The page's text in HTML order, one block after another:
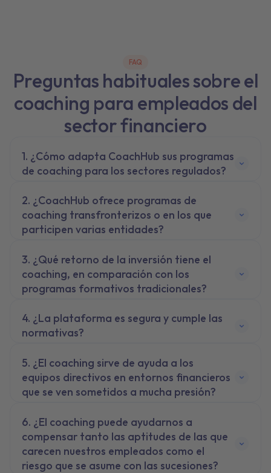
FAQ
Preguntas habituales sobre el
coaching para empleados del
sector financiero
¿Cómo adapta CoachHub sus programas
de coaching para los sectores regulados?
¿CoachHub ofrece programas de
coaching transfronterizos o en los que
participen varias entidades?
¿Qué retorno de la inversión tiene el
coaching, en comparación con los
programas formativos tradicionales?
¿La plataforma es segura y cumple las
normativas?
¿El coaching sirve de ayuda a los
equipos directivos en entornos financieros
que se ven sometidos a mucha presión?
¿El coaching puede ayudarnos a
compensar tanto las aptitudes de las que
carecen nuestros empleados como el
riesgo que se asume con las sucesiones?